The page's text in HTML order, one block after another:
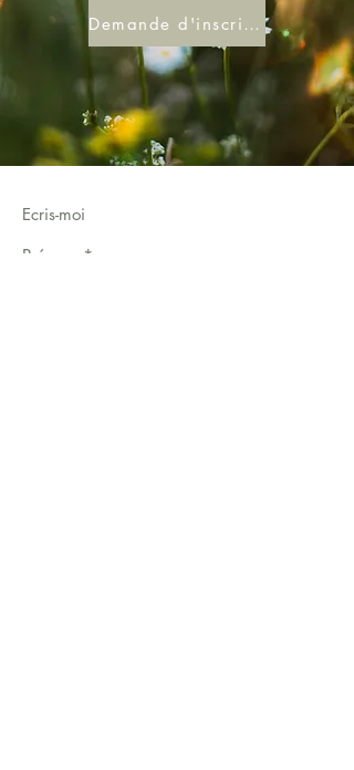
Demande d'inscription
Ecris-moi
Prénom